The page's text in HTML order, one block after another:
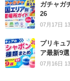
ガチャガ
26
07月17日
プリキュ
ア最新9選
07月16日